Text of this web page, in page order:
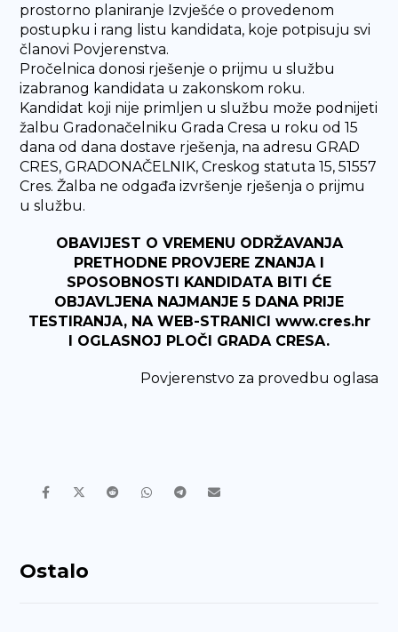
prostorno planiranje Izvješće o provedenom
postupku i rang listu kandidata, koje potpisuju svi
članovi Povjerenstva.
Pročelnica donosi rješenje o prijmu u službu
izabranog kandidata u zakonskom roku.
Kandidat koji nije primljen u službu može podnijeti
žalbu Gradonačelniku Grada Cresa u roku od 15
dana od dana dostave rješenja, na adresu GRAD
CRES, GRADONAČELNIK, Creskog statuta 15, 51557
Cres. Žalba ne odgađa izvršenje rješenja o prijmu
u službu.
OBAVIJEST O VREMENU ODRŽAVANJA
PRETHODNE PROVJERE ZNANJA I
SPOSOBNOSTI KANDIDATA BITI ĆE
OBJAVLJENA NAJMANJE 5 DANA PRIJE
TESTIRANJA, NA WEB-STRANICI www.cres.hr
I OGLASNOJ PLOČI GRADA CRESA.
Povjerenstvo za provedbu oglasa
Ostalo